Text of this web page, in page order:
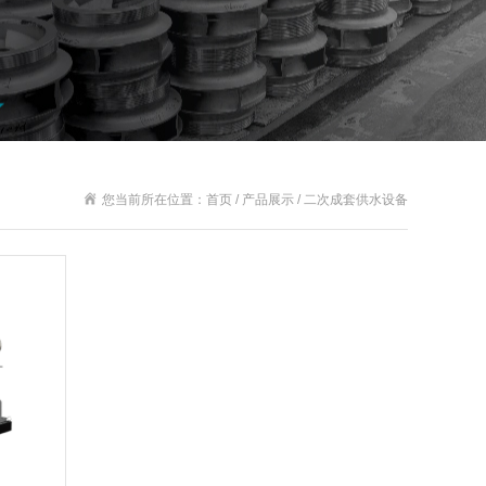
您当前所在位置：首页 / 产品展示 / 二次成套供水设备